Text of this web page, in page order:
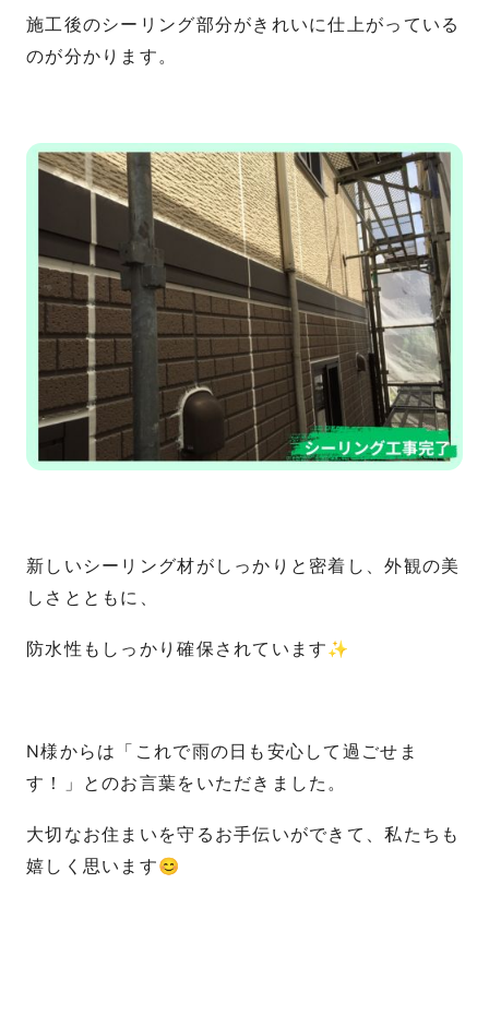
施工後のシーリング部分がきれいに仕上がっている
のが分かります。
新しいシーリング材がしっかりと密着し、外観の美
しさとともに、
防水性もしっかり確保されています✨
N様からは「これで雨の日も安心して過ごせま
す！」とのお言葉をいただきました。
大切なお住まいを守るお手伝いができて、私たちも
嬉しく思います😊